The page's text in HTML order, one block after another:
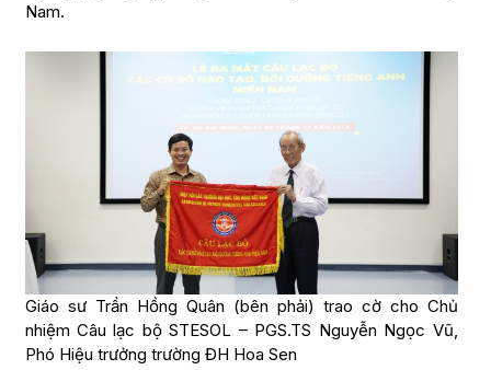
Nam.
Giáo sư Trần Hồng Quân (bên phải) trao cờ cho Chủ
nhiệm Câu lạc bộ STESOL – PGS.TS Nguyễn Ngọc Vũ,
Phó Hiệu trưởng trường ĐH Hoa Sen